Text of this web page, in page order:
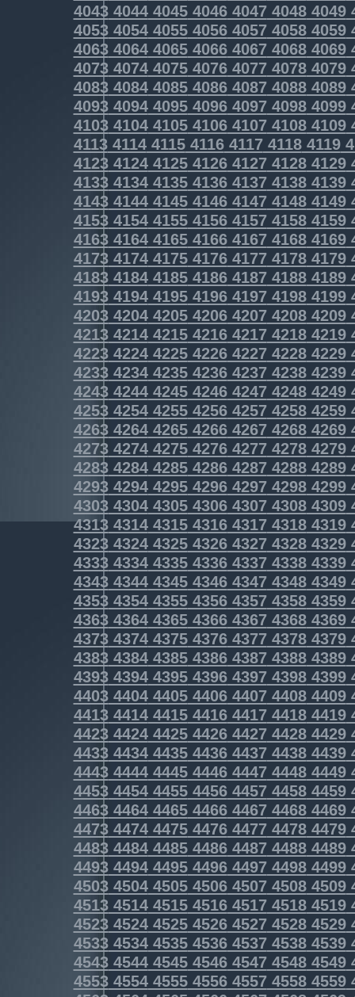
4043404440454046404740484049
4053405440554056405740584059
4063406440654066406740684069
4073407440754076407740784079
4083408440854086408740884089
4093409440954096409740984099
4103410441054106410741084109
4113411441154116411741184119
4123412441254126412741284129
4133413441354136413741384139
4143414441454146414741484149
4153415441554156415741584159
4163416441654166416741684169
4173417441754176417741784179
4183418441854186418741884189
4193419441954196419741984199
4203420442054206420742084209
4213421442154216421742184219
4223422442254226422742284229
4233423442354236423742384239
4243424442454246424742484249
4253425442554256425742584259
4263426442654266426742684269
4273427442754276427742784279
4283428442854286428742884289
4293429442954296429742984299
4303430443054306430743084309
4313431443154316431743184319
4323432443254326432743284329
4333433443354336433743384339
4343434443454346434743484349
4353435443554356435743584359
4363436443654366436743684369
4373437443754376437743784379
4383438443854386438743884389
4393439443954396439743984399
4403440444054406440744084409
4413441444154416441744184419
4423442444254426442744284429
4433443444354436443744384439
4443444444454446444744484449
4453445444554456445744584459
4463446444654466446744684469
4473447444754476447744784479
4483448444854486448744884489
4493449444954496449744984499
4503450445054506450745084509
4513451445154516451745184519
4523452445254526452745284529
4533453445354536453745384539
4543454445454546454745484549
4553455445554556455745584559